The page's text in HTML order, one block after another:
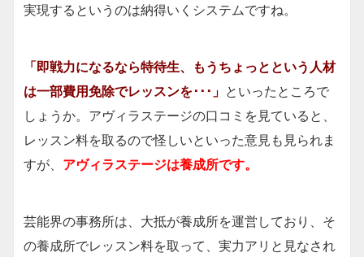
実現するというのは納得いくシステムですね。
「即戦力になるなら特待生、もうちょっとという人材
は一部費用免除でレッスンを･･･」 といったところで
しょうか。アヴィラステージの口コミを見ていると、
レッスン料を取るので怪しいといった意見も見られま
すが、 アヴィラステージは養成所です。
芸能界の事務所は、大抵が養成所を運営しており、そ
の養成所でレッスン料を取って、実力アリと見なされ